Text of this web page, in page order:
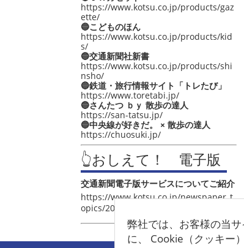
弊社では、お客様の当
に、 Cookie（クッキー
https://www.kotsu.co.jp/products/gaz
ette/
🔵こどものほん
https://www.kotsu.co.jp/products/kid
s/
🔵交通新聞社新書
https://www.kotsu.co.jp/products/shi
nsho/
🔵鉄道・旅行情報サイト「トレたび」
https://www.toretabi.jp/
🔵さんたつ ｂｙ 散歩の達人
https://san-tatsu.jp/
🔵中央線が好きだ。 × 散歩の達人
https://chuosuki.jp/
👆おしえて！ 電子版
交通新聞電子版サービスについてご紹介
https://www.kotsu.co.jp/newspaper_t
opics/2021/post_4048.html